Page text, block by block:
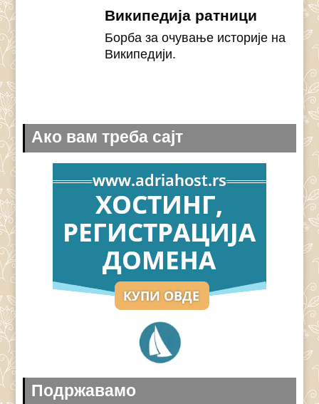
Википедија ратници
Борба за очување историје на
Википедији.
Ако вам треба сајт
Подржавамо